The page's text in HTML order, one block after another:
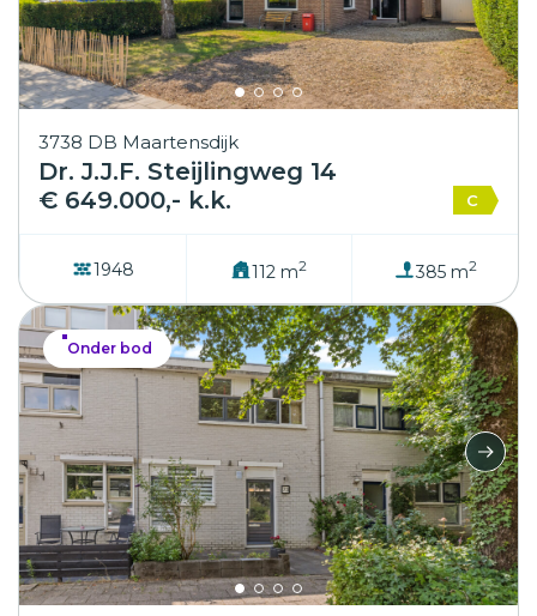
3738 DB Maartensdijk
Dr. J.J.F. Steijlingweg 14
€ 649.000,- k.k.
C
1948 112 m2 385 m2
Onder bod